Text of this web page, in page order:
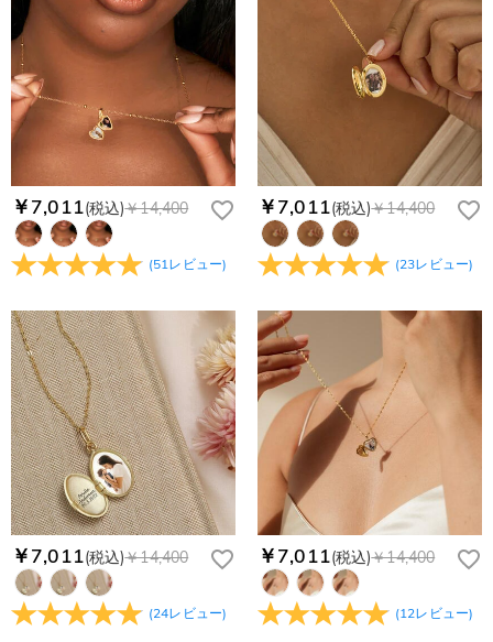
￥7,011(税込)￥14,400
(51レビュー)
￥7,011(税込)￥14,400
(23レビュー)
￥7,011(税込)￥14,400
(24レビュー)
￥7,011(税込)￥14,400
(12レビュー)